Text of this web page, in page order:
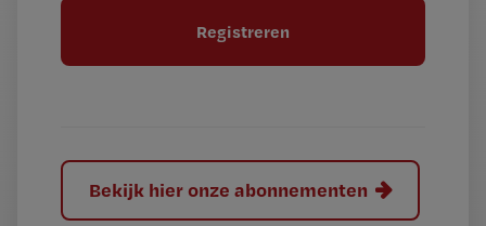
l
Bekijk hier onze abonnementen